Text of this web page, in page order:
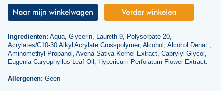
Ingredienten: Aqua, Glycerin, Laureth-9, Polysorbate 20,
Acrylates/C10-30 Alkyl Acrylate Crosspolymer, Alcohol, Alcohol Denat.,
Aminomethyl Propanol, Avena Sativa Kernel Extract, Caprylyl Glycol,
Eugenia Caryophyllus Leaf Oil, Hypericum Perforatum Flower Extract.
Allergenen: Geen